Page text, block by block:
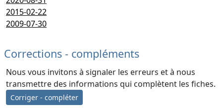
2015-02-22
2009-07-30
Corrections - compléments
Nous vous invitons à signaler les erreurs et à nous
transmettre des informations qui complètent les fiches.
Corriger - compléter